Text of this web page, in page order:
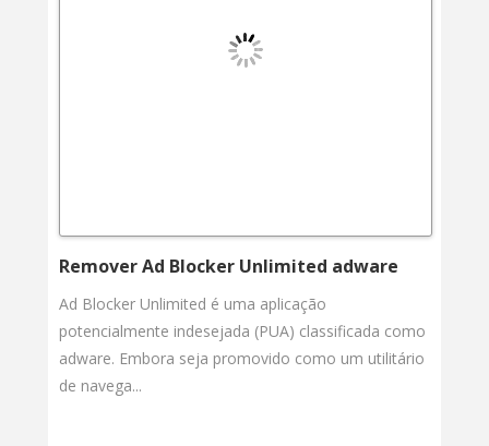
Remover Ad Blocker Unlimited adware
Ad Blocker Unlimited é uma aplicação
potencialmente indesejada (PUA) classificada como
adware. Embora seja promovido como um utilitário
de navega...